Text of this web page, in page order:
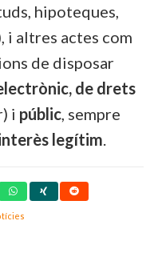
hipoteques,
i altres actes com
de disposar
de drets
i públic, sempre
legítim.